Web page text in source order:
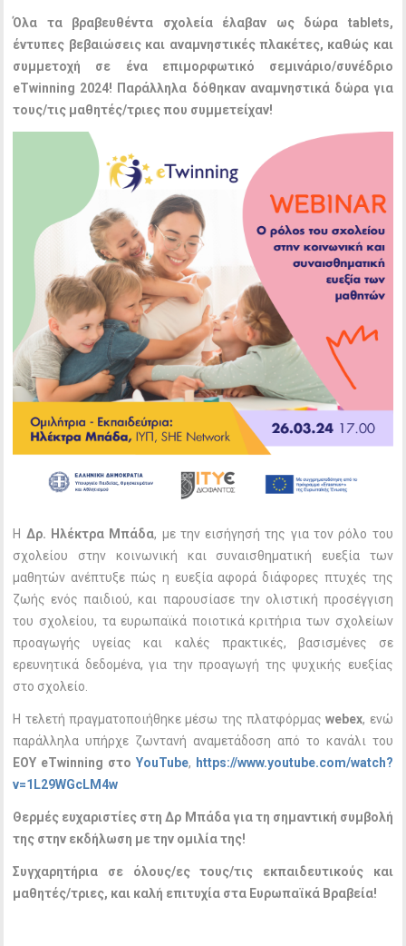
Όλα τα βραβευθέντα σχολεία έλαβαν ως δώρα tablets,
έντυπες βεβαιώσεις και αναμνηστικές πλακέτες, καθώς και
συμμετοχή σε ένα επιμορφωτικό σεμινάριο/συνέδριο
eTwinning 2024! Παράλληλα δόθηκαν αναμνηστικά δώρα για
τους/τις μαθητές/τριες που συμμετείχαν!
H Δρ. Ηλέκτρα Μπάδα, με την εισήγησή της για τον ρόλο του
σχολείου στην κοινωνική και συναισθηματική ευεξία των
μαθητών ανέπτυξε πώς η ευεξία αφορά διάφορες πτυχές της
ζωής ενός παιδιού, και παρουσίασε την ολιστική προσέγγιση
του σχολείου, τα ευρωπαϊκά ποιοτικά κριτήρια των σχολείων
προαγωγής υγείας και καλές πρακτικές, βασισμένες σε
ερευνητικά δεδομένα, για την προαγωγή της ψυχικής ευεξίας
στο σχολείο.
Η τελετή πραγματοποιήθηκε μέσω της πλατφόρμαςwebex, ενώ
παράλληλα υπήρχε ζωντανή αναμετάδοση από το κανάλι του
EOY eTwinning στο YouTube, https://www.youtube.com/watch?
v=1L29WGcLM4w
Θερμές ευχαριστίες στη Δρ Μπάδα για τη σημαντική συμβολή
της στην εκδήλωση με την ομιλία της!
Συγχαρητήρια σε όλους/ες τους/τις εκπαιδευτικούς και
μαθητές/τριες, και καλή επιτυχία στα Ευρωπαϊκά Βραβεία!